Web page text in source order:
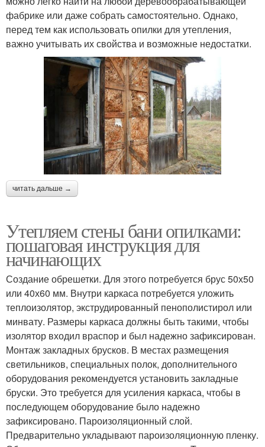
фабрике или даже собрать самостоятельно. Однако,
перед тем как использовать опилки для утепления,
важно учитывать их свойства и возможные недостатки.
читать дальше →
Утепляем стены бани опилками:
пошаговая инструкция для
начинающих
Создание обрешетки. Для этого потребуется брус 50х50
или 40х60 мм. Внутри каркаса потребуется уложить
теплоизолятор, экструдированный пенополистирол или
минвату. Размеры каркаса должны быть такими, чтобы
изолятор входил враспор и был надежно зафиксирован.
Монтаж закладных брусков. В местах размещения
светильников, специальных полок, дополнительного
оборудования рекомендуется установить закладные
бруски. Это требуется для усиления каркаса, чтобы в
последующем оборудование было надежно
зафиксировано. Пароизоляционный слой.
Предварительно укладывают пароизоляционную пленку.